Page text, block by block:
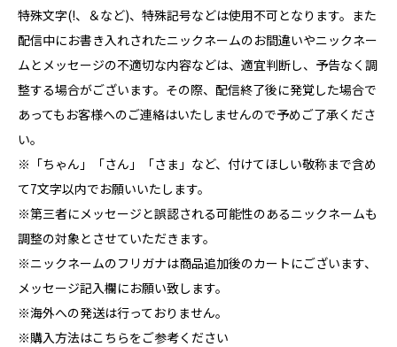
特殊文字(!、＆など)、特殊記号などは使用不可となります。また
配信中にお書き入れされたニックネームのお間違いやニックネー
ムとメッセージの不適切な内容などは、適宜判断し、予告なく調
整する場合がございます。その際、配信終了後に発覚した場合で
あってもお客様へのご連絡はいたしませんので予めご了承くださ
い。
※「ちゃん」「さん」「さま」など、付けてほしい敬称まで含め
て7文字以内でお願いいたします。
※第三者にメッセージと誤認される可能性のあるニックネームも
調整の対象とさせていただきます。
※ニックネームのフリガナは商品追加後のカートにございます、
メッセージ記入欄にお願い致します。
※海外への発送は行っておりません。
※購入方法はこちらをご参考ください